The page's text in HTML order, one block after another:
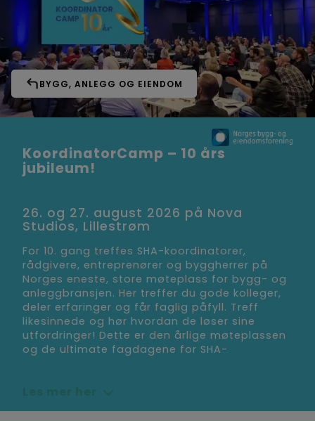
BYGG, ANLEGG OG EIENDOM
KoordinatorCamp – 10 års
jubileum!
26. og 27. august 2026 på Nova
Studios, Lillestrøm
For 10. gang treffes SHA-koordinatorer,
rådgivere, entreprenører og byggherrer på
Norges eneste, store møteplass for bygg- og
anleggbransjen. Her treffer du gode kolleger,
deler erfaringer og får faglig påfyll. Treff
likesinnede og hør hvordan de løser sine
utfordringer! Dette er den årlige møteplassen
og de ultimate fagdagene for SHA-
Les mer her